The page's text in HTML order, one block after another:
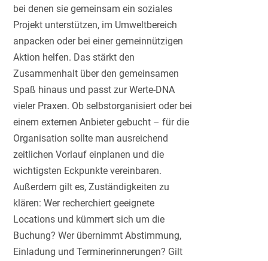
bei denen sie gemeinsam ein soziales
Projekt unterstützen, im Umweltbereich
anpacken oder bei einer gemeinnützigen
Aktion helfen. Das stärkt den
Zusammenhalt über den gemeinsamen
Spaß hinaus und passt zur Werte-DNA
vieler Praxen. Ob selbstorganisiert oder bei
einem externen Anbieter gebucht – für die
Organisation sollte man ausreichend
zeitlichen Vorlauf einplanen und die
wichtigsten Eckpunkte vereinbaren.
Außerdem gilt es, Zuständigkeiten zu
klären: Wer recherchiert geeignete
Locations und kümmert sich um die
Buchung? Wer übernimmt Abstimmung,
Einladung und Terminerinnerungen? Gilt